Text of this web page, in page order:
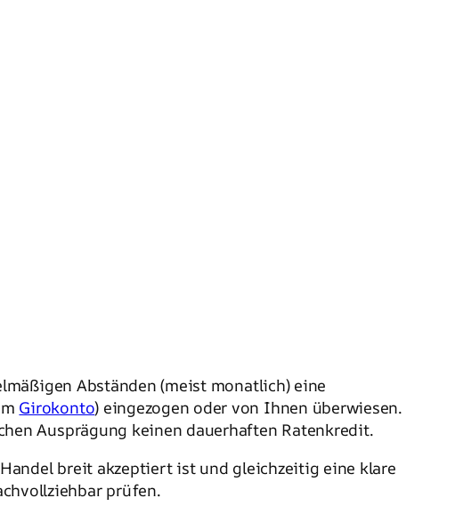
Abständen (meist monatlich) eine
Girokonto) eingezogen oder von Ihnen überwiesen.
Ausprägung keinen dauerhaften Ratenkredit.
breit akzeptiert ist und gleichzeitig eine klare
prüfen.